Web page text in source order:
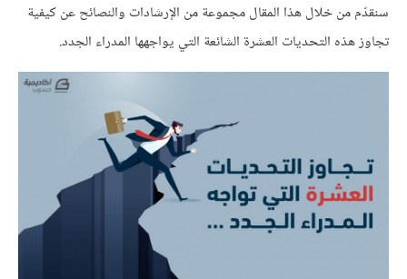
سنقدّم من خلال هذا المقال مجموعة من الإرشادات والنصائح عن كيفية
تجاوز هذه التحديات العشرة الشائعة التي يواجهها المدراء الجدد.